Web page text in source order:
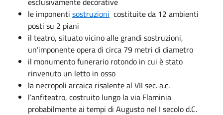
le imponenti sostruzioni costituite da 12 ambienti
posti su 2 piani
il teatro, situato vicino alle grandi sostruzioni,
un’imponente opera di circa 79 metri di diametro
il monumento funerario rotondo in cui è stato
rinvenuto un letto in osso
la necropoli arcaica risalente al VII sec. a.c.
l’anfiteatro, costruito lungo la via Flaminia
probabilmente ai tempi di Augusto nel I secolo d.C.